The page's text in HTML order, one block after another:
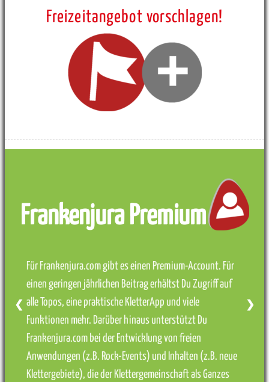
Freizeitangebot vorschlagen!
Frankenjura Premium
Für Frankenjura.com gibt es einen Premium-Account. Für
einen geringen jährlichen Beitrag erhältst Du Zugriff auf
alle Topos, eine praktische KletterApp und viele
Funktionen mehr. Darüber hinaus unterstützt Du
Frankenjura.com bei der Entwicklung von freien
Anwendungen (z.B. Rock-Events) und Inhalten (z.B. neue
Klettergebiete), die der Klettergemeinschaft als Ganzes
❮ ❯